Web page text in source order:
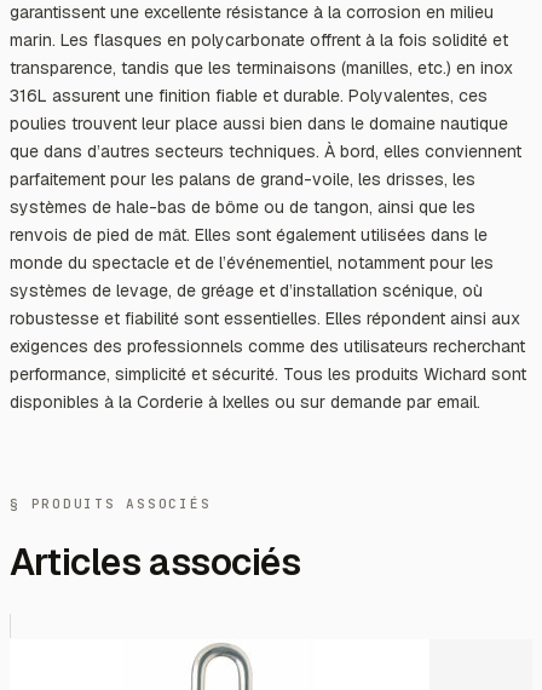
garantissent une excellente résistance à la corrosion en milieu
marin. Les flasques en polycarbonate offrent à la fois solidité et
transparence, tandis que les terminaisons (manilles, etc.) en inox
316L assurent une finition fiable et durable. Polyvalentes, ces
poulies trouvent leur place aussi bien dans le domaine nautique
que dans d’autres secteurs techniques. À bord, elles conviennent
parfaitement pour les palans de grand-voile, les drisses, les
systèmes de hale-bas de bôme ou de tangon, ainsi que les
renvois de pied de mât. Elles sont également utilisées dans le
monde du spectacle et de l’événementiel, notamment pour les
systèmes de levage, de gréage et d’installation scénique, où
robustesse et fiabilité sont essentielles. Elles répondent ainsi aux
exigences des professionnels comme des utilisateurs recherchant
performance, simplicité et sécurité. Tous les produits Wichard sont
disponibles à la Corderie à Ixelles ou sur demande par email.
§ PRODUITS ASSOCIÉS
Articles associés